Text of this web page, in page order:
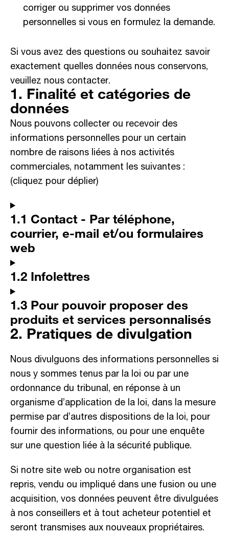
corriger ou supprimer vos données
personnelles si vous en formulez la demande.
Si vous avez des questions ou souhaitez savoir
exactement quelles données nous conservons,
veuillez nous contacter.
1. Finalité et catégories de
données
Nous pouvons collecter ou recevoir des
informations personnelles pour un certain
nombre de raisons liées à nos activités
commerciales, notamment les suivantes :
(cliquez pour déplier)
1.1 Contact - Par téléphone,
courrier, e-mail et/ou formulaires
web
1.2 Infolettres
1.3 Pour pouvoir proposer des
produits et services personnalisés
2. Pratiques de divulgation
Nous divulguons des informations personnelles si
nous y sommes tenus par la loi ou par une
ordonnance du tribunal, en réponse à un
organisme d’application de la loi, dans la mesure
permise par d’autres dispositions de la loi, pour
fournir des informations, ou pour une enquête
sur une question liée à la sécurité publique.
Si notre site web ou notre organisation est
repris, vendu ou impliqué dans une fusion ou une
acquisition, vos données peuvent être divulguées
à nos conseillers et à tout acheteur potentiel et
seront transmises aux nouveaux propriétaires.